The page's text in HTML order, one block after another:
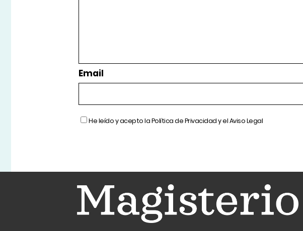
Email
He leído y acepto laPolítica de Privacidady elAviso Legal